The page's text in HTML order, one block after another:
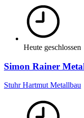
Heute geschlossen
Simon Rainer
Stuhr Hartmut Metallbau